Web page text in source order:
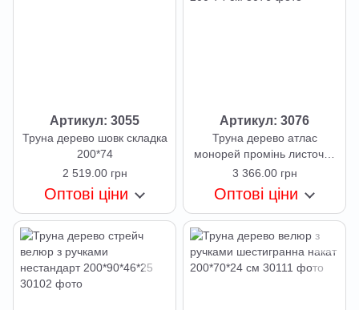
Артикул: 3055
Труна дерево шовк складка
200*74
2 519.00 грн
Оптові ціни
Артикул: 3076
Труна дерево атлас
монорей промінь листочок
200*74 см
3 366.00 грн
Оптові ціни